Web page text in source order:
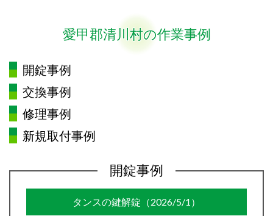
愛甲郡清川村の作業事例
開錠事例
交換事例
修理事例
新規取付事例
開錠事例
タンスの鍵解錠（2026/5/1）